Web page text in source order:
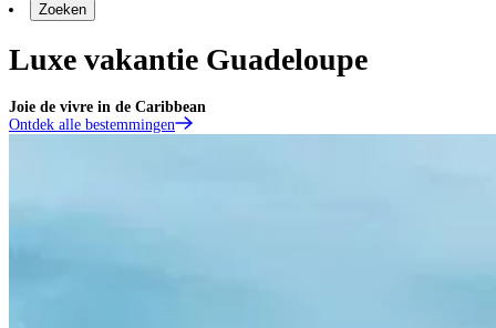
Zoeken
Luxe vakantie Guadeloupe
Joie de vivre in de Caribbean
Ontdek alle bestemmingen